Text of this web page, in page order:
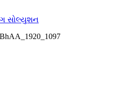
સોલ્યુશન